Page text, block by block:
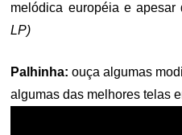
melódica européia e
LP)
Palhinha: ouça algumas
algumas das melhores telas